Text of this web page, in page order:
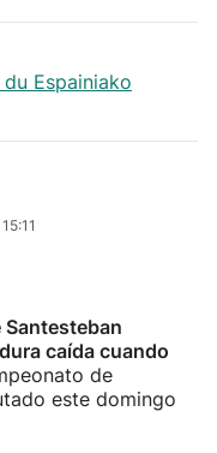
Espainiako
Santesteban
dura caída cuando
de
este domingo